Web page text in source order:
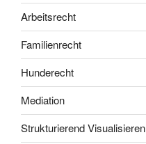
Arbeitsrecht
Familienrecht
Hunderecht
Mediation
Strukturierend Visualisieren